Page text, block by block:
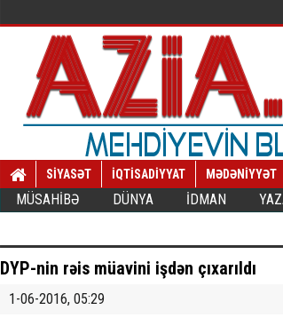
SİYASƏT İQTİSADİYYAT MƏDƏNİYYƏT
MÜSAHİBƏ DÜNYA İDMAN
DYP-nin rəis müavini işdən çıxarıldı
1-06-2016, 05:29